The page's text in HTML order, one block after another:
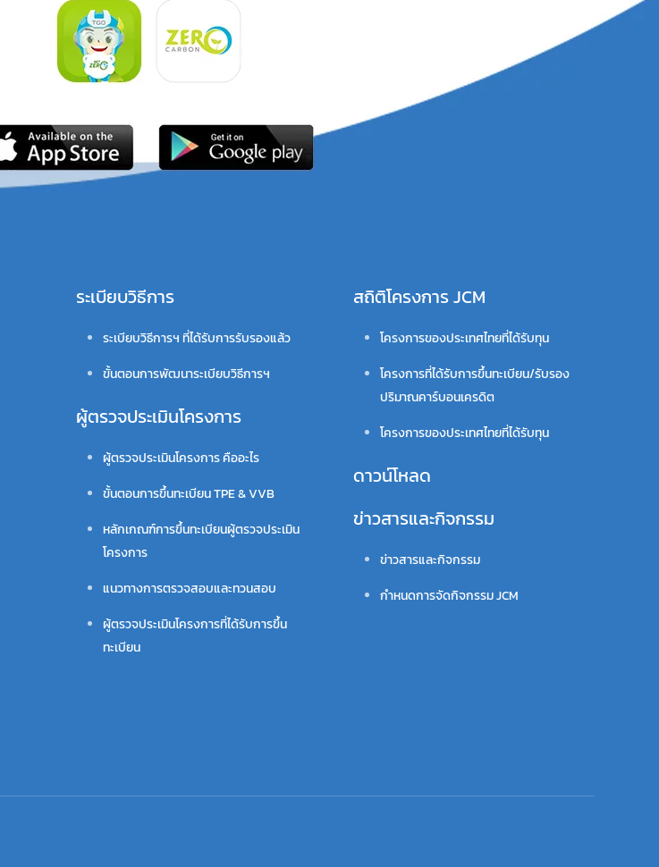
ระเบียบวิธีการ
ระเบียบวิธีการฯ ที่ได้รับการรับรองแล้ว
ขั้นตอนการพัฒนาระเบียบวิธีการฯ
ผู้ตรวจประเมินโครงการ
ผู้ตรวจประเมินโครงการ คืออะไร
ขั้นตอนการขึ้นทะเบียน TPE & VVB
หลักเกณฑ์การขึ้นทะเบียนผู้ตรวจประเมิน
โครงการ
แนวทางการตรวจสอบและทวนสอบ
ผู้ตรวจประเมินโครงการที่ได้รับการขึ้น
ทะเบียน
สถิติโครงการ JCM
โครงการของประเทศไทยที่ได้รับทุน
โครงการที่ได้รับการขึ้นทะเบียน/รับรอง
ปริมาณคาร์บอนเครดิต
โครงการของประเทศไทยที่ได้รับทุน
ดาวน์โหลด
ข่าวสารและกิจกรรม
ข่าวสารและกิจกรรม
กำหนดการจัดกิจกรรม JCM